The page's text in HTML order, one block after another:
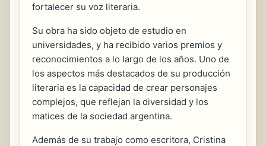
fortalecer su voz literaria.
Su obra ha sido objeto de estudio en
universidades, y ha recibido varios premios y
reconocimientos a lo largo de los años. Uno de
los aspectos más destacados de su producción
literaria es la capacidad de crear personajes
complejos, que reflejan la diversidad y los
matices de la sociedad argentina.
Además de su trabajo como escritora, Cristina